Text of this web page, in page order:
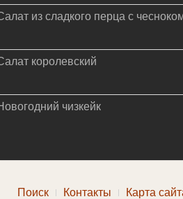
из сладкого перца с
королевский
чизкейк
Поиск Контакты Карта